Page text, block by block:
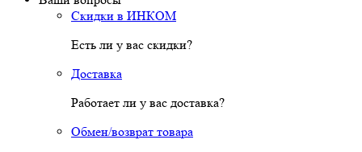
Скидки в ИНКОМ
Есть ли у вас скидки?
Доставка
Работает ли у вас доставка?
Обмен/возврат товара